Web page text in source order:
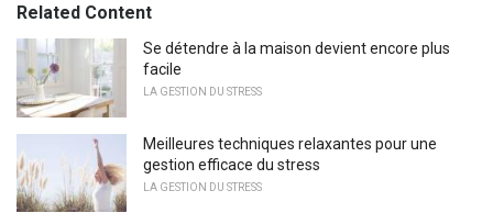
Related Content
Se détendre à la maison devient encore plus
facile
LA GESTION DU STRESS
Meilleures techniques relaxantes pour une
gestion efficace du stress
LA GESTION DU STRESS